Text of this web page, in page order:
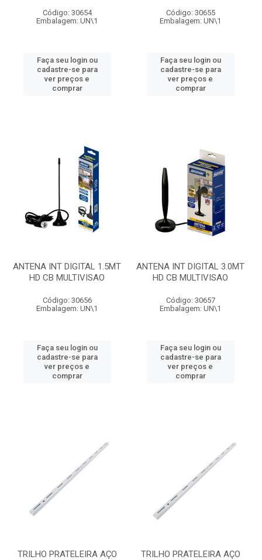
Código: 30654
Embalagem: UN\1
Faça seu login ou
cadastre-se para
ver preços e
comprar
Código: 30655
Embalagem: UN\1
Faça seu login ou
cadastre-se para
ver preços e
comprar
ANTENA INT DIGITAL 1.5MT
HD CB MULTIVISAO
Código: 30656
Embalagem: UN\1
Faça seu login ou
cadastre-se para
ver preços e
comprar
ANTENA INT DIGITAL 3.0MT
HD CB MULTIVISAO
Código: 30657
Embalagem: UN\1
Faça seu login ou
cadastre-se para
ver preços e
comprar
TRILHO PRATELEIRA AÇO TRILHO PRATELEIRA AÇO